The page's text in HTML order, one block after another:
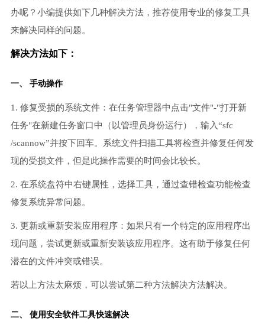
办呢？小编提供如下几种解决方法，推荐使用专业的修复工具
来解决同样的问题。
解决方法如下：
一、 手动操作
1. 修复受损的系统文件：在任务管理器中点击"文件"-"打开新
任务"在新建任务窗口中（以管理员身份运行），输入“sfc
/scannow”并按下回车。系统文件扫描工具将检查并修复任何发
现的受损文件，但是此操作需要的时间会比较长。
2. 在系统盘符中右键属性，选择工具，通过查错检查功能检查
修复系统异常问题。
3. 更新或重新安装应用程序：如果只有一个特定的应用程序出
现问题，尝试更新或重新安装该应用程序。这有助于修复任何
潜在的文件冲突或错误。
若以上方法太麻烦，可以尝试第二种方法解决方法解决。
二、 使用安全软件工具快速解决